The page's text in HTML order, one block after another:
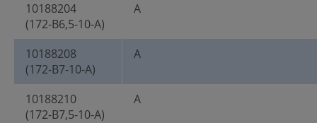
10188204
(172-B6,5-10-A)
A
10188208
(172-B7-10-A)
A
10188210
(172-B7,5-10-A)
A